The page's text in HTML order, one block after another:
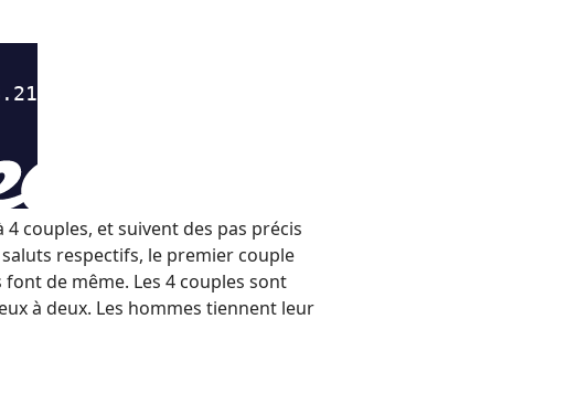
4 couples, et suivent des pas précis
respectifs, le premier couple
de même. Les 4 couples sont
à deux. Les hommes tiennent leur